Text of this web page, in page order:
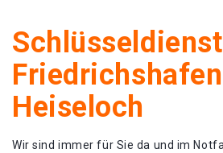
Schlüsseldienst
Friedrichshafen
Heiseloch
Wir sind immer für Sie da und im